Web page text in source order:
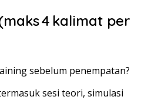
4 kalimat per
sebelum penempatan?
sesi teori, simulasi